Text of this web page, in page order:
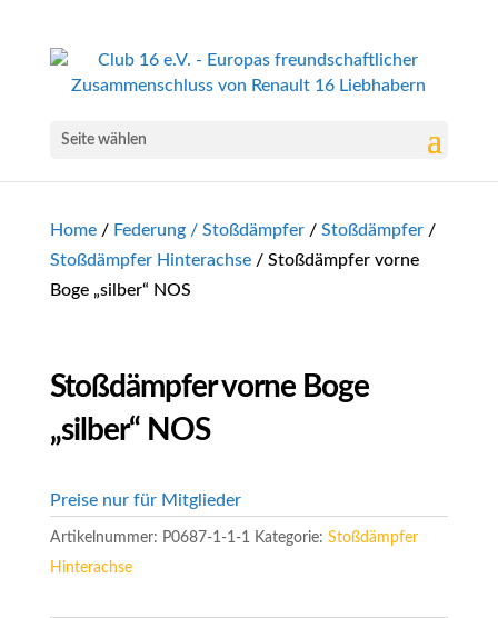
Seite wählen
Home/ Federung / Stoßdämpfer/ Stoßdämpfer/
Stoßdämpfer Hinterachse/ Stoßdämpfer vorne
Boge „silber“ NOS
Stoßdämpfer vorne Boge
„silber“ NOS
Preise nur für Mitglieder
Artikelnummer: P0687-1-1-1 Kategorie: Stoßdämpfer
Hinterachse